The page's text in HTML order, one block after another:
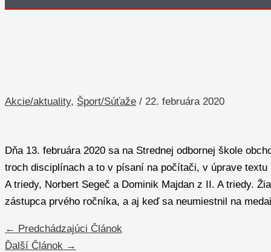
Akcie/aktuality, Šport/Súťaže / 22. februára 2020
Dňa 13. februára 2020 sa na Strednej odbornej škole
troch disciplínach a to v písaní na počítači, v úprave
A triedy, Norbert Segeč a Dominik Majdan z II. A triedy.
zástupca prvého ročníka, a aj keď sa neumiestnil na
← Predchádzajúci Článok
Ďalší Článok →